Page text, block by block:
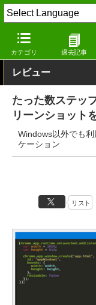
カテゴリ 過去記事
窓の杜 プログラミング
レビュー
たった数ステッ
リーンショット
Windows以外でも
ケーション
リスト